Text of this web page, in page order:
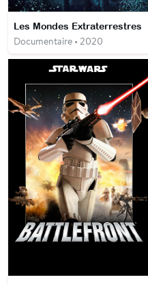
Les Mondes Extraterrestres
Documentaire • 2020